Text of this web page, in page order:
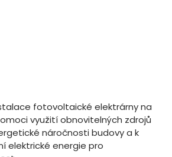
fotovoltaické elektrárny na
využití obnovitelných zdrojů
náročnosti budovy a k
elektrické energie pro